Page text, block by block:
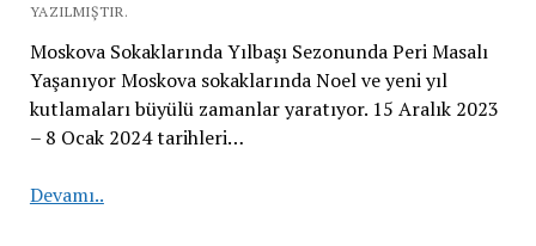
YAZILMIŞTIR.
Moskova Sokaklarında Yılbaşı Sezonunda Peri Masalı
Yaşanıyor Moskova sokaklarında Noel ve yeni yıl
kutlamaları büyülü zamanlar yaratıyor. 15 Aralık 2023
– 8 Ocak 2024 tarihleri…
Devamı..Yılbaşı